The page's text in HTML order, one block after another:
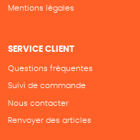
Mentions légales
SERVICE CLIENT
Questions fréquentes
Suivi de commande
Nous contacter
Renvoyer des articles